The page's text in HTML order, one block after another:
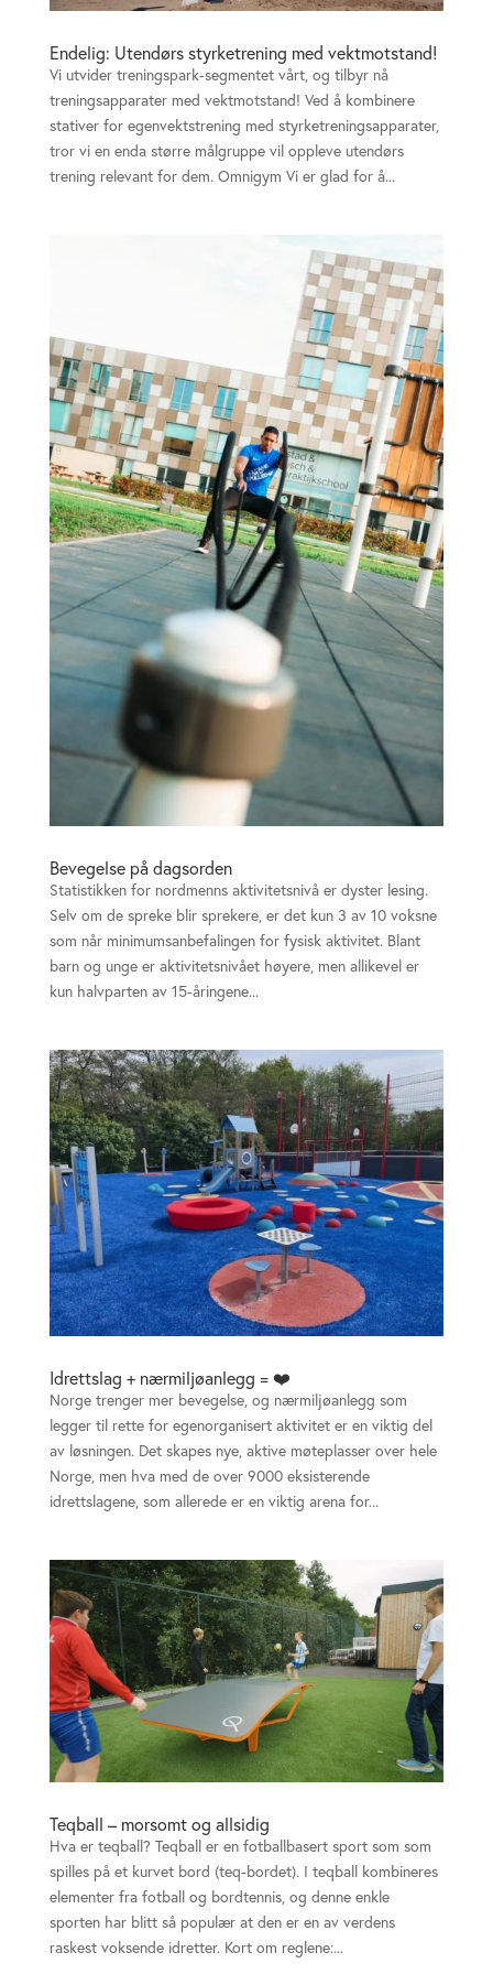
Endelig: Utendørs styrketrening med vektmotstand!
Vi utvider treningspark-segmentet vårt, og tilbyr nå
treningsapparater med vektmotstand! Ved å kombinere
stativer for egenvektstrening med styrketreningsapparater,
tror vi en enda større målgruppe vil oppleve utendørs
trening relevant for dem. Omnigym Vi er glad for å...
Bevegelse på dagsorden
Statistikken for nordmenns aktivitetsnivå er dyster lesing.
Selv om de spreke blir sprekere, er det kun 3 av 10 voksne
som når minimumsanbefalingen for fysisk aktivitet. Blant
barn og unge er aktivitetsnivået høyere, men allikevel er
kun halvparten av 15-åringene...
Idrettslag + nærmiljøanlegg = ❤️
Norge trenger mer bevegelse, og nærmiljøanlegg som
legger til rette for egenorganisert aktivitet er en viktig del
av løsningen. Det skapes nye, aktive møteplasser over hele
Norge, men hva med de over 9000 eksisterende
idrettslagene, som allerede er en viktig arena for...
Teqball – morsomt og allsidig
Hva er teqball? Teqball er en fotballbasert sport som som
spilles på et kurvet bord (teq-bordet). I teqball kombineres
elementer fra fotball og bordtennis, og denne enkle
sporten har blitt så populær at den er en av verdens
raskest voksende idretter. Kort om reglene:...